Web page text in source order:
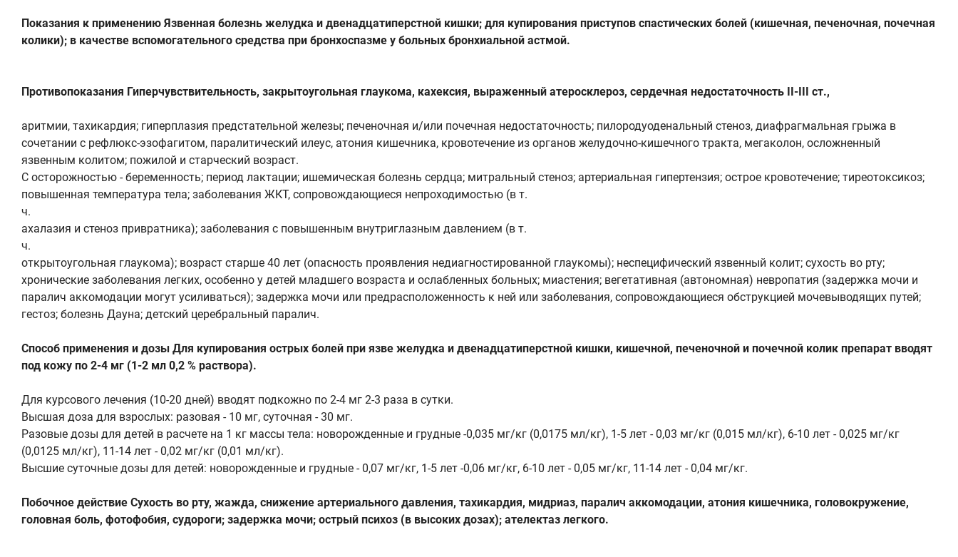
Показания к применению Язвенная болезнь желудка и двенадцатиперстной кишки; для купирования приступов спастических болей (кишечная, печеночная, почечная
колики); в качестве вспомогательного средства при бронхоспазме у больных бронхиальной астмой.
Противопоказания Гиперчувствительность, закрытоугольная глаукома, кахексия, выраженный атеросклероз, сердечная недостаточность II-III ст.,
аритмии, тахикардия; гиперплазия предстательной железы; печеночная и/или почечная недостаточность; пилородуоденальный стеноз, диафрагмальная грыжа в
сочетании с рефлюкс-эзофагитом, паралитический илеус, атония кишечника, кровотечение из органов желудочно-кишечного тракта, мегаколон, осложненный
язвенным колитом; пожилой и старческий возраст.
С осторожностью - беременность; период лактации; ишемическая болезнь сердца; митральный стеноз; артериальная гипертензия; острое кровотечение; тиреотоксикоз;
повышенная температура тела; заболевания ЖКТ, сопровождающиеся непроходимостью (в т.
ч.
ахалазия и стеноз привратника); заболевания с повышенным внутриглазным давлением (в т.
ч.
открытоугольная глаукома); возраст старше 40 лет (опасность проявления недиагностированной глаукомы); неспецифический язвенный колит; сухость во рту;
хронические заболевания легких, особенно у детей младшего возраста и ослабленных больных; миастения; вегетативная (автономная) невропатия (задержка мочи и
паралич аккомодации могут усиливаться); задержка мочи или предрасположенность к ней или заболевания, сопровождающиеся обструкцией мочевыводящих путей;
гестоз; болезнь Дауна; детский церебральный паралич.
Способ применения и дозы Для купирования острых болей при язве желудка и двенадцатиперстной кишки, кишечной, печеночной и почечной колик препарат вводят
под кожу по 2-4 мг (1-2 мл 0,2 % раствора).
Для курсового лечения (10-20 дней) вводят подкожно по 2-4 мг 2-3 раза в сутки.
Высшая доза для взрослых: разовая - 10 мг, суточная - 30 мг.
Разовые дозы для детей в расчете на 1 кг массы тела: новорожденные и грудные -0,035 мг/кг (0,0175 мл/кг), 1-5 лет - 0,03 мг/кг (0,015 мл/кг), 6-10 лет - 0,025 мг/кг
(0,0125 мл/кг), 11-14 лет - 0,02 мг/кг (0,01 мл/кг).
Высшие суточные дозы для детей: новорожденные и грудные - 0,07 мг/кг, 1-5 лет -0,06 мг/кг, 6-10 лет - 0,05 мг/кг, 11-14 лет - 0,04 мг/кг.
Побочное действие Сухость во рту, жажда, снижение артериального давления, тахикардия, мидриаз, паралич аккомодации, атония кишечника, головокружение,
головная боль, фотофобия, судороги; задержка мочи; острый психоз (в высоких дозах); ателектаз легкого.